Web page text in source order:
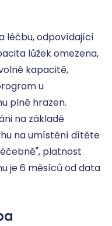
léčbu, odpovídající
lůžek omezena,
kapacitě,
u
plně hrazen.
na základě
na umístění dítěte
platnost
je 6 měsíců od data